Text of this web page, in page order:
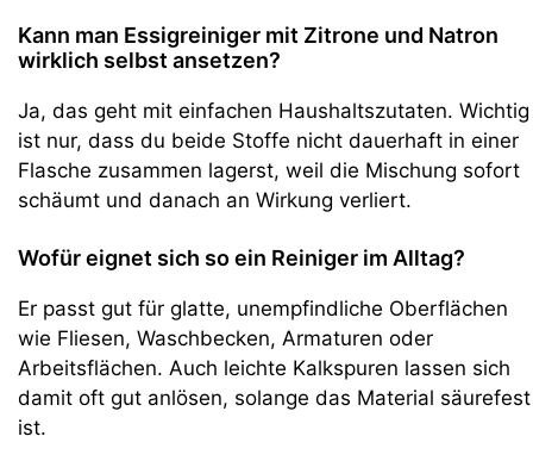
Kann man Essigreiniger mit Zitrone und Natron
wirklich selbst ansetzen?
Ja, das geht mit einfachen Haushaltszutaten. Wichtig
ist nur, dass du beide Stoffe nicht dauerhaft in einer
Flasche zusammen lagerst, weil die Mischung sofort
schäumt und danach an Wirkung verliert.
Wofür eignet sich so ein Reiniger im Alltag?
Er passt gut für glatte, unempfindliche Oberflächen
wie Fliesen, Waschbecken, Armaturen oder
Arbeitsflächen. Auch leichte Kalkspuren lassen sich
damit oft gut anlösen, solange das Material säurefest
ist.